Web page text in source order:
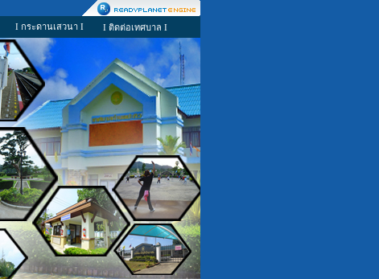
I กระดานเสวนา I I ติดต่อเทศบาล I